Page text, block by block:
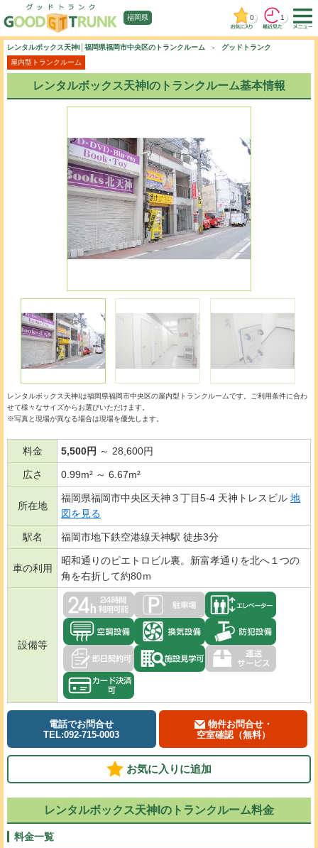
福岡県 0 1
レンタルボックス天神I│福岡県福岡市中央区のトランクルーム - グッドトランク
屋内型トランクルーム
レンタルボックス天神Iのトランクルーム基本情報
レンタルボックス天神Iは福岡県福岡市中央区の屋内型トランクルームです。ご利用条件に合わ
せて様々なサイズからお選びいただけます。
※写真と現場が異なる場合は現場を優先します。
料金 5,500円 ～ 28,600円
広さ 0.99m² ～ 6.67m²
所在地
福岡県福岡市中央区天神３丁目5-4 天神トレスビル 地
図を見る
駅名 福岡市地下鉄空港線天神駅 徒歩3分
車の利用
昭和通りのピエトロビル裏。新富孝通りを北へ１つの
角を右折して約80ｍ
設備等
電話でお問合せ
TEL:092-715-0003
物件お問合せ・
空室確認（無料）
お気に入りに追加
レンタルボックス天神Iのトランクルーム料金
料金一覧